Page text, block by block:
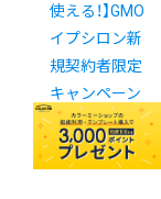
使える！】GMO
イプシロン新
規契約者限定
キャンペーン
実施中 ！